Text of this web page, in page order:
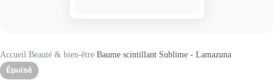
Accueil Beauté & bien-être Baume scintillant Sublime - Lamazuna
Épuisé